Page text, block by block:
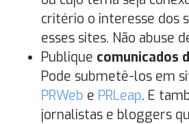
critério o interesse dos
esses sites. Não abuse
Publique comunicados
Pode submetê-los em
PRWeb e PRLeap. E
jornalistas e bloggers